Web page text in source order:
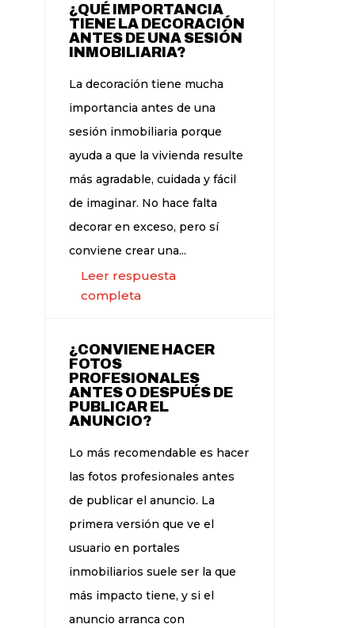
¿QUÉ IMPORTANCIA
TIENE LA DECORACIÓN
ANTES DE UNA SESIÓN
INMOBILIARIA?
La decoración tiene mucha
importancia antes de una
sesión inmobiliaria porque
ayuda a que la vivienda resulte
más agradable, cuidada y fácil
de imaginar. No hace falta
decorar en exceso, pero sí
conviene crear una...
Leer respuesta
completa
¿CONVIENE HACER
FOTOS
PROFESIONALES
ANTES O DESPUÉS DE
PUBLICAR EL
ANUNCIO?
Lo más recomendable es hacer
las fotos profesionales antes
de publicar el anuncio. La
primera versión que ve el
usuario en portales
inmobiliarios suele ser la que
más impacto tiene, y si el
anuncio arranca con